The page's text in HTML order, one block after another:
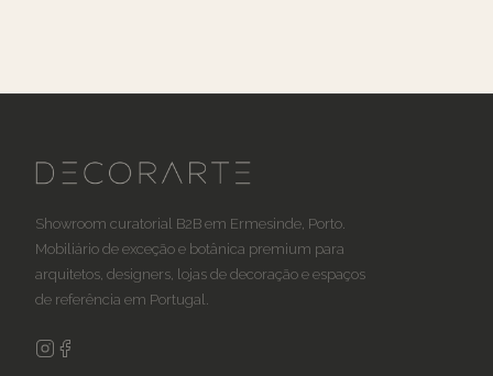
Showroom curatorial B2B em Ermesinde, Porto.
Mobiliário de exceção e botânica premium para
arquitetos, designers, lojas de decoração e espaços
de referência em Portugal.